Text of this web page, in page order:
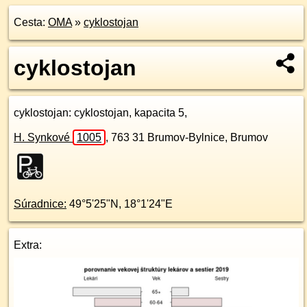
Cesta: OMA» cyklostojan
cyklostojan
cyklostojan: cyklostojan, kapacita 5,
H. Synkové 1005 , 763 31 Brumov-Bylnice, Brumov
Súradnice: 49°5'25"N , 18°1'24"E
Extra: